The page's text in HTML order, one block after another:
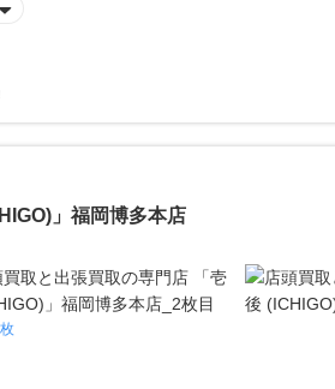
」福岡博多本店